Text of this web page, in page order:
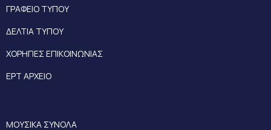
ΓΡΑΦΕΙΟ ΤΥΠΟΥ
ΔΕΛΤΙΑ ΤΥΠΟΥ
ΧΟΡΗΓΙΕΣ ΕΠΙΚΟΙΝΩΝΙΑΣ
ΕΡΤ ΑΡΧΕΙΟ
ΜΟΥΣΙΚΑ ΣΥΝΟΛΑ